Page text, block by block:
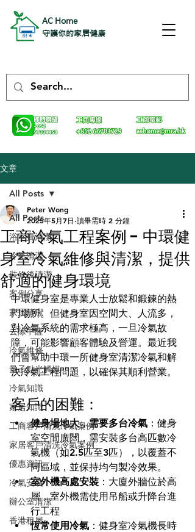
AC Home
守護你的家居健康
文章
All Posts
浴室寶清潔
冷氣清潔
裝修後清潔
案例分享
家居清潔
去除甲醛
冷氣維修
量子點光觸媒
冷氣知識
家居知識
工商客戶清洗冷氣案例
家居客戶清洗冷氣案例
優惠資訊
冷氣安裝
辦公室清潔
香港租屋
All Posts
工商冷氣工程案例 - 中環健
身室冷氣維修與清潔，提供
舒適的健身環境
Peter Wong
2025年5月7日 讀畢需時 2 分鐘
中環健身室是專業人士放鬆和鍛鍊的熱
門場所。但健身室因空間大、人流多，
對冷氣系統的需求極高，一旦冷氣故
障，可能影響顧客體驗及營運。最近我
們曾幫助中環一所健身室清潔冷氣和解
決冷氣工程問題，以確保其順利營業。
客戶的困難：
健身場地大，需要多台冷氣 ：健身
室空間廣闊，需安裝多台高匹數冷
氣機（如2.5匹至3匹），以覆蓋不
同區域，並保持均勻製冷效果。
室外機高處安裝 ：大廈外牆位於高
層，室外機需使用吊船或升降台進
行工程
恆常使用冷氣 ：健身室冷氣機長時